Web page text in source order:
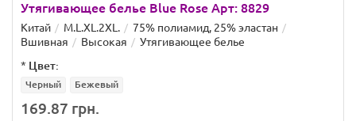
Утягивающее белье Blue Rose Арт: 8829
Китай M.L.XL.2XL.
75% полиамид, 25% эластан
Вшивная
Высокая
Утягивающее белье
* Цвет:
Черный Бежевый
169.87 грн.